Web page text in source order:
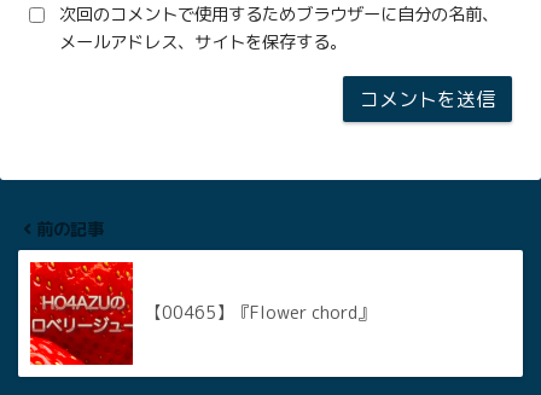
次回のコメントで使用するためブラウザーに自分の名前、
メールアドレス、サイトを保存する。
前の記事
【00465】『Flower chord』